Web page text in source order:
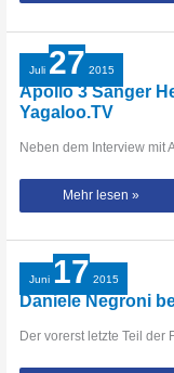
bei
Yagaloo.TV
Juli 27 2015
Apollo 3 Sänger
Yagaloo.TV
Neben dem Interview mit
Apollo
beantwortet
Fanfragen
bei
Yagaloo.TV
Mehr lesen »
Juni 17 2015
Daniele Negroni
Der vorerst letzte Teil der